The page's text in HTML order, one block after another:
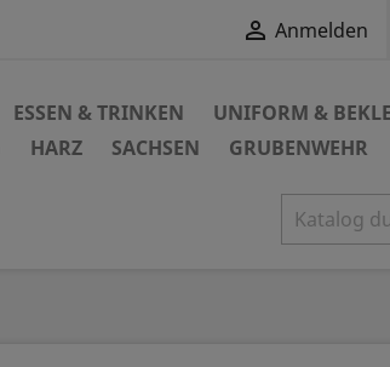
 Anmelden
ESSEN & TRINKEN
UNIFORM &
HARZ SACHSEN GRUBENWEHR